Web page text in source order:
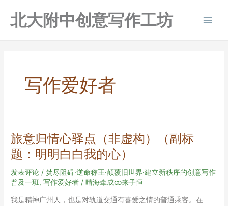
北大附中创意写作工坊
写作爱好者
旅意归情心驿点（非虚构）（副标
题：明明白白我的心）
发表评论 /焚尽阻碍·逆命称王·颠覆旧世界·建立新秩序的创意写作
普及一班,写作爱好者 /晴海牵成ထ来子恒
我是精神广州人，也是对轨道交通有喜爱之情的普通乘客。在